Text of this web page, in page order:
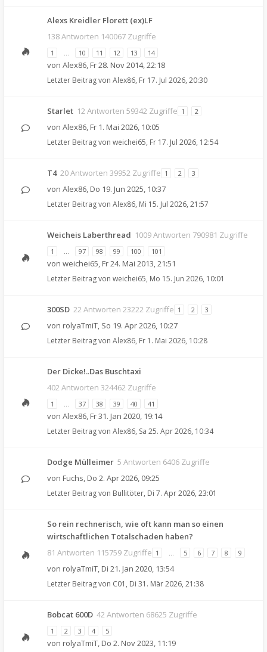
Alexs Kreidler Florett (ex)LF
138 Antworten 140067 Zugriffe
1 … 10 11 12 13 14
von Alex86, Fr 28. Nov 2014, 22:18
Letzter Beitrag von Alex86, Fr 17. Jul 2026, 20:30
Starlet 12 Antworten 59342 Zugriffe 1 2
von Alex86, Fr 1. Mai 2026, 10:05
Letzter Beitrag von weichei65, Fr 17. Jul 2026, 12:54
T4 20 Antworten 39952 Zugriffe 1 2 3
von Alex86, Do 19. Jun 2025, 10:37
Letzter Beitrag von Alex86, Mi 15. Jul 2026, 21:57
Weicheis Laberthread 1009 Antworten 790981 Zugriffe
1 … 97 98 99 100 101
von weichei65, Fr 24. Mai 2013, 21:51
Letzter Beitrag von weichei65, Mo 15. Jun 2026, 10:01
300SD 22 Antworten 23222 Zugriffe 1 2 3
von rolyaTmiT, So 19. Apr 2026, 10:27
Letzter Beitrag von Alex86, Fr 1. Mai 2026, 10:28
Der Dicke!..Das Buschtaxi
402 Antworten 324462 Zugriffe
1 … 37 38 39 40 41
von Alex86, Fr 31. Jan 2020, 19:14
Letzter Beitrag von Alex86, Sa 25. Apr 2026, 10:34
Dodge Mülleimer 5 Antworten 6406 Zugriffe
von Fuchs, Do 2. Apr 2026, 09:25
Letzter Beitrag von Bullitöter, Di 7. Apr 2026, 23:01
So rein rechnerisch, wie oft kann man so einen
wirtschaftlichen Totalschaden haben?
81 Antworten 115759 Zugriffe 1 … 5 6 7 8 9
von rolyaTmiT, Di 21. Jan 2020, 13:54
Letzter Beitrag von C01 , Di 31. Mär 2026, 21:38
Bobcat 600D 42 Antworten 68625 Zugriffe
1 2 3 4 5
von rolyaTmiT, Do 2. Nov 2023, 11:19